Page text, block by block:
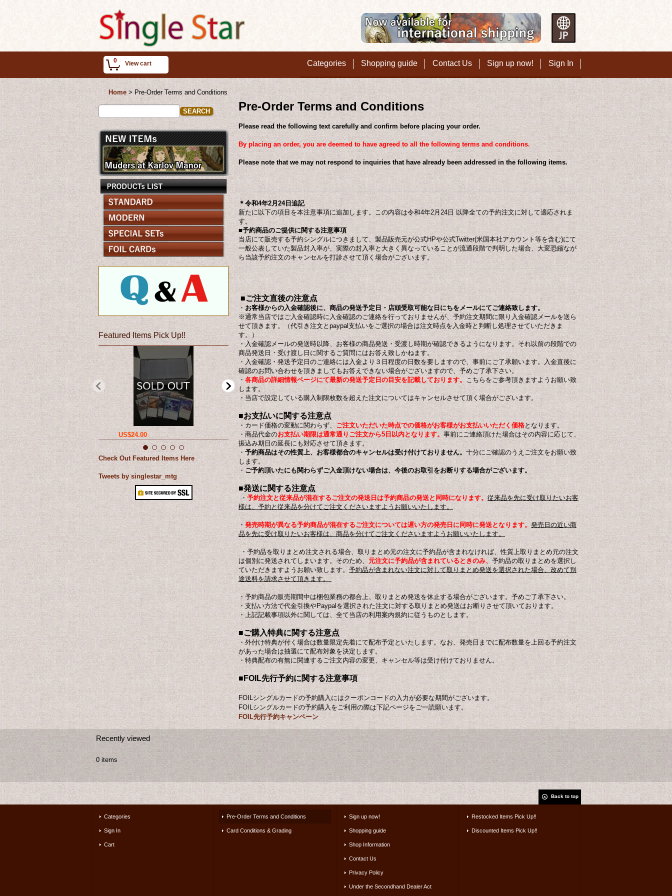
0 View cart Sign In
Sign up now!
Contact Us
Shopping guide
Categories
Home > Pre-Order Terms and Conditions
Featured Items Pick Up!!
US$24.00 US$12.00 US$10.00 US$8.00 US$10.00
Check Out Featured Items Here
Tweets by singlestar_mtg
Pre-Order Terms and Conditions
Please read the following text carefully and confirm before placing your order.
By placing an order, you are deemed to have agreed to all the following terms and conditions.
Please note that we may not respond to inquiries that have already been addressed in the following items.
＊令和4年2月24日追記
新たに以下の項目を本注意事項に追加します。この内容は令和4年2月24日 以降全ての予約注文に対して適応されま
す。
■予約商品のご提供に関する注意事項
当店にて販売する予約シングルにつきまして、製品販売元が公式HPや公式Twitter(米国本社アカウント等を含む)にて
一般公表していた製品封入率が、実際の封入率と大きく異なっていることが流通段階で判明した場合、大変恐縮なが
ら当該予約注文のキャンセルを打診させて頂く場合がございます。
■ご注文直後の注意点
・ お客様からの入金確認後に、商品の発送予定日・店頭受取可能な日にちをメールにてご連絡致します。
※通常当店ではご入金確認時に入金確認のご連絡を行っておりませんが、予約注文期間に限り入金確認メールを送ら
せて頂きます。（代引き注文とpaypal支払いをご選択の場合は注文時点を入金時と判断し処理させていただきま
す。）
・入金確認メールの発送時以降、お客様の商品発送・受渡し時期が確認できるようになります。それ以前の段階での
商品発送日・受け渡し日に関するご質問にはお答え致しかねます。
・入金確認・発送予定日のご連絡には入金より３日程度の日数を要しますので、事前にご了承願います。入金直後に
確認のお問い合わせを頂きましてもお答えできない場合がございますので、予めご了承下さい。
・ 各商品の詳細情報ページにて最新の発送予定日の目安を記載しております。 こちらをご参考頂きますようお願い致
します。
・当店で設定している購入制限枚数を超えた注文についてはキャンセルさせて頂く場合がございます。
■お支払いに関する注意点
・カード価格の変動に関わらず、 ご注文いただいた時点での価格がお客様がお支払いいただく価格となります。
・商品代金のお支払い期限は通常通りご注文から5日以内となります。事前にご連絡頂けた場合はその内容に応じて、
振込み期日の延長にも対応させて頂きます。
・予約商品はその性質上、お客様都合のキャンセルは受け付けておりません。 十分にご確認のうえご注文をお願い致
します。
・ご予約頂いたにも関わらずご入金頂けない場合は、今後のお取引をお断りする場合がございます。
■発送に関する注意点
・ 予約注文と従来品が混在するご注文の発送日は予約商品の発送と同時になります。従来品を先に受け取りたいお客
様は、予約と従来品を分けてご注文くださいますようお願いいたします。
・発売時期が異なる予約商品が混在するご注文については遅い方の発売日に同時に発送となります。 発売日の近い商
品を先に受け取りたいお客様は、商品を分けてご注文くださいますようお願いいたします。
・予約品を取りまとめ注文される場合、取りまとめ元の注文に予約品が含まれなければ、性質上取りまとめ元の注文
は個別に発送されてしまいます。そのため、 元注文に予約品が含まれている ときのみ、 予約品の取りまとめを選択し
ていただきますようお願い致します。予約品が含まれない注文に対して取りまとめ発送を選択された場合、改めて別
途送料を請求させて頂きます。
・予約商品の販売期間中は梱包業務の都合上、取りまとめ発送を休止する場合がございます。予めご了承下さい。
・支払い方法で代金引換やPaypalを選択された注文に対する取りまとめ発送はお断りさせて頂いております。
・上記記載事項以外に関しては、全て当店の利用案内規約に従うものとします。
■ご購入特典に関する注意点
・外付け特典が付く場合は数量限定先着にて配布予定といたします。なお、発売日までに配布数量を上回る予約注文
があった場合は抽選にて配布対象を決定します。
・特典配布の有無に関連するご注文内容の変更、キャンセル等は受け付けておりません。
■ FOIL先行予約に関する注意事項
FOILシングルカードの予約購入にはクーポンコードの入力が必要な期間がございます。
FOILシングルカードの予約購入をご利用の際は下記ページをご一読願います。
FOIL先行予約キャンペーン
Recently viewed
0 items
Back to top
Categories
Sign In
Cart
Pre-Order Terms and Conditions
Card Conditions & Grading
Sign up now!
Shopping guide
Shop Information
Contact Us
Privacy Policy
Under the Secondhand Dealer Act
Restocked Items Pick Up!!
Discounted Items Pick Up!!